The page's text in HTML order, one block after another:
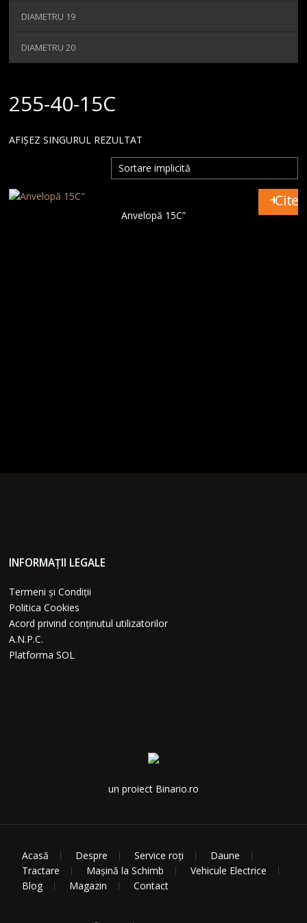
CONTACT
DIAMETRU 19
DIAMETRU 20
255-40-15C
AFIȘEZ SINGURUL REZULTAT
Anvelopă 15C”
INFORMAȚII LEGALE
Termeni și Condiții
Politica Cookies
Acord privind conținutul utilizatorilor
A.N.P.C.
Platforma SOL
un proiect Binario.ro
Acasă Despre Service roți
Daune
Tractare
Mașină la Schimb
Vehicule Electrice
Blog
Magazin Contact